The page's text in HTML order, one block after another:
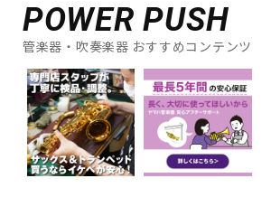
POWER PUSH
管楽器・吹奏楽器 おすすめコンテンツ